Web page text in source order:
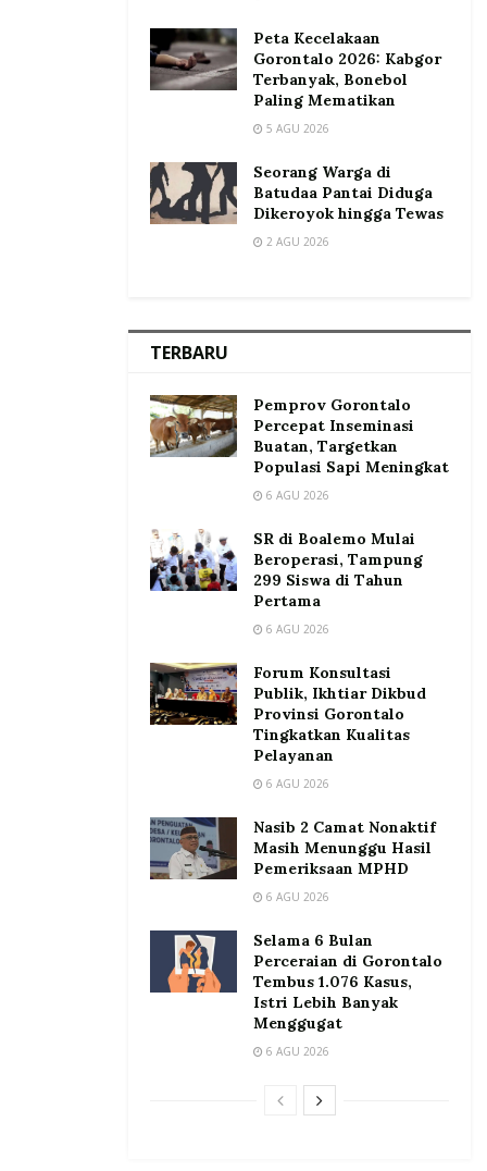
Peta Kecelakaan
Gorontalo 2026: Kabgor
Terbanyak, Bonebol
Paling Mematikan
5 AGU 2026
Seorang Warga di
Batudaa Pantai Diduga
Dikeroyok hingga Tewas
2 AGU 2026
TERBARU
Pemprov Gorontalo
Percepat Inseminasi
Buatan, Targetkan
Populasi Sapi Meningkat
6 AGU 2026
SR di Boalemo Mulai
Beroperasi, Tampung
299 Siswa di Tahun
Pertama
6 AGU 2026
Forum Konsultasi
Publik, Ikhtiar Dikbud
Provinsi Gorontalo
Tingkatkan Kualitas
Pelayanan
6 AGU 2026
Nasib 2 Camat Nonaktif
Masih Menunggu Hasil
Pemeriksaan MPHD
6 AGU 2026
Selama 6 Bulan
Perceraian di Gorontalo
Tembus 1.076 Kasus,
Istri Lebih Banyak
Menggugat
6 AGU 2026